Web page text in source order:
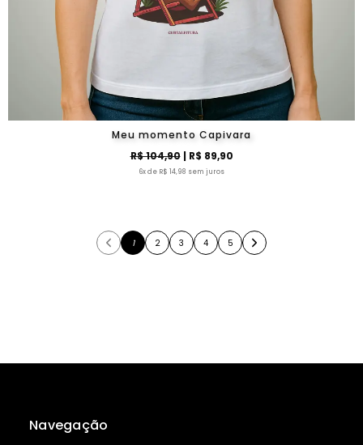
Meu momento Capivara
R$ 104,90| R$ 89,90
6x de R$ 14,98 sem juros
1 2 3 4 5
Navegação